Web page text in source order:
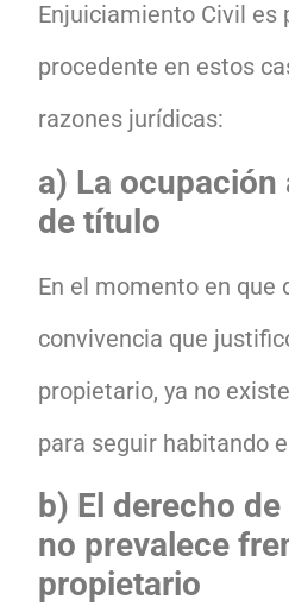
Enjuiciamiento Civil es
procedente en estos
razones jurídicas:
a) La
de título
En el momento en que
convivencia que
propietario, ya no
para seguir habitando
b) El derecho
no prevalece
propietario